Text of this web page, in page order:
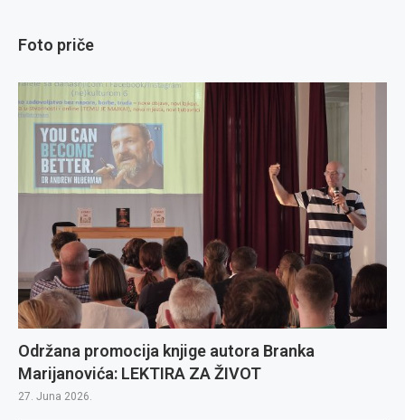
Foto priče
Održana promocija knjige autora Branka
Marijanovića: LEKTIRA ZA ŽIVOT
27. Juna 2026.